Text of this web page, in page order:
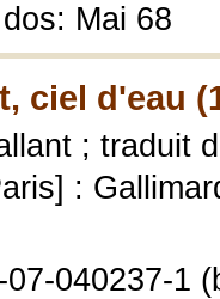
Mai 68
ciel d'eau
; traduit
:
040237-1